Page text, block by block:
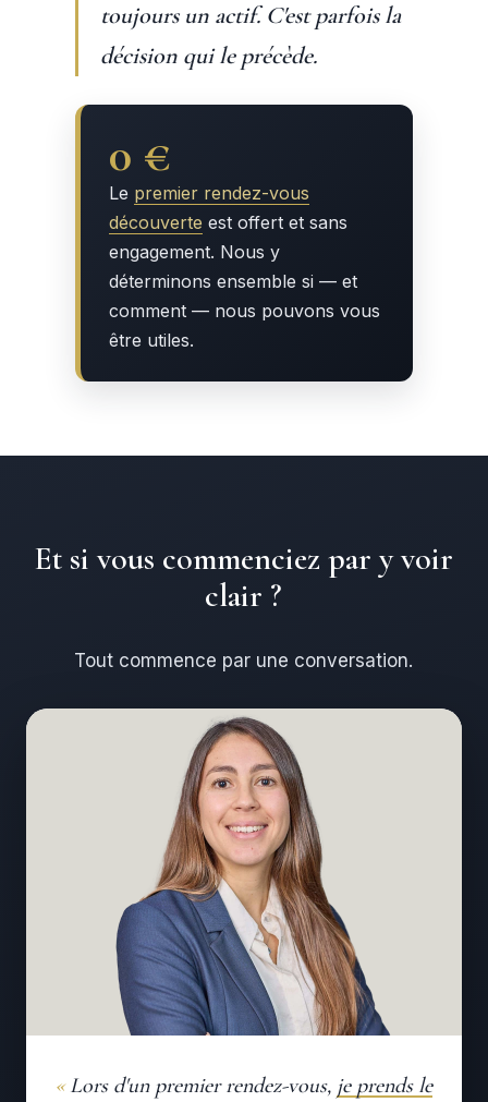
toujours un actif. C'est parfois la
décision qui le précède.
0 €
Le premier rendez-vous
découverte est offert et sans
engagement. Nous y
déterminons ensemble si — et
comment — nous pouvons vous
être utiles.
Et si vous commenciez par y voir
clair ?
Tout commence par une conversation.
Lors d'un premier rendez-vous, je prends le